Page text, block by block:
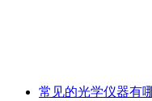
常见的光学仪器有